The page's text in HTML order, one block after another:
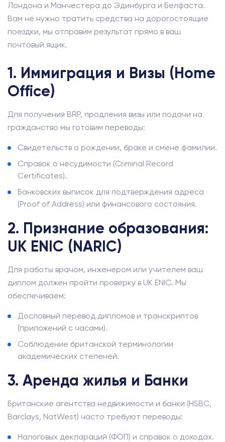
Лондона и Манчестера до Эдинбурга и Белфаста.
Вам не нужно тратить средства на дорогостоящие
поездки, мы отправим результат прямо в ваш
почтовый ящик.
1. Иммиграция и Визы (Home
Office)
Для получения BRP, продления визы или подачи на
гражданство мы готовим переводы:
Свидетельств о рождении, браке и смене фамилии.
Справок о несудимости (Criminal Record
Certificates).
Банковских выписок для подтверждения адреса
(Proof of Address) или финансового состояния.
2. Признание образования:
UK ENIC (NARIC)
Для работы врачом, инженером или учителем ваш
диплом должен пройти проверку в UK ENIC. Мы
обеспечиваем:
Дословный перевод дипломов и транскриптов
(приложений с часами).
Соблюдение британской терминологии
академических степеней.
3. Аренда жилья и Банки
Британские агентства недвижимости и банки (HSBC,
Barclays, NatWest) часто требуют переводы:
Налоговых деклараций (ФОП) и справок о доходах.